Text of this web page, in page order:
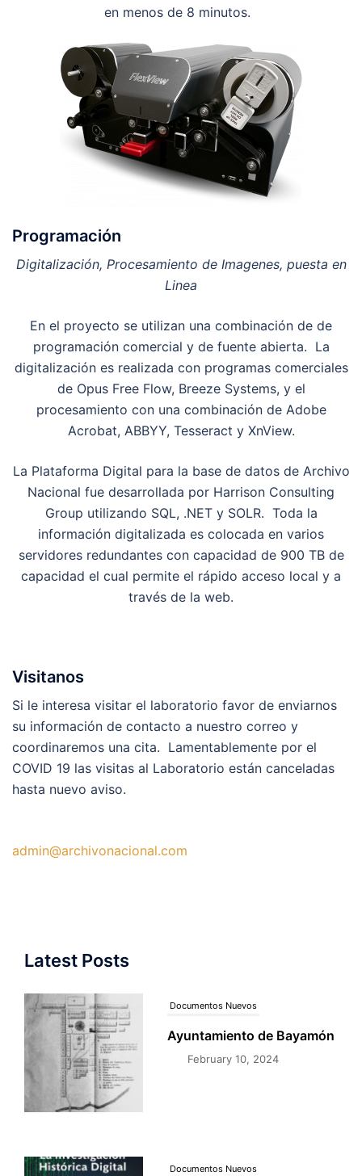
en menos de 8 minutos.
Programación
Digitalización, Procesamiento de Imagenes, puesta en
Linea
En el proyecto se utilizan una combinación de de
programación comercial y de fuente abierta. La
digitalización es realizada con programas comerciales
de Opus Free Flow, Breeze Systems, y el
procesamiento con una combinación de Adobe
Acrobat, ABBYY, Tesseract y XnView.
La Plataforma Digital para la base de datos de Archivo
Nacional fue desarrollada por Harrison Consulting
Group utilizando SQL, .NET y SOLR. Toda la
información digitalizada es colocada en varios
servidores redundantes con capacidad de 900 TB de
capacidad el cual permite el rápido acceso local y a
través de la web.
Visitanos
Si le interesa visitar el laboratorio favor de enviarnos
su información de contacto a nuestro correo y
coordinaremos una cita. Lamentablemente por el
COVID 19 las visitas al Laboratorio están canceladas
hasta nuevo aviso.
admin@archivonacional.com
Latest Posts
Documentos Nuevos
Histórica Digital